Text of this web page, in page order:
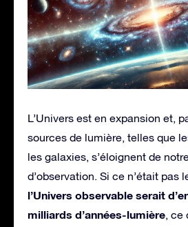
L’Univers est en expansion et,
sources de lumière, telles que
les galaxies, s’éloignent de
d’observation. Si ce n’était pas
l’Univers observable serait
milliards d’années-lumière, ce